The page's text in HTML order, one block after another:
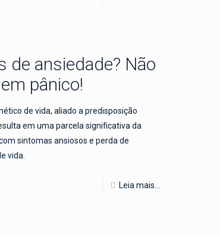
de ansiedade? Não
pânico!
de vida, aliado a predisposição
em uma parcela significativa da
sintomas ansiosos e perda de
vida.
Leia mais...